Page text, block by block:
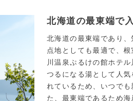
北海道の最東端で
北海道の最東端であり
点地としても最適で、
川温泉ぷるけの館ホテ
つるになる湯として人
れているため、いつで
た、最東端であるため